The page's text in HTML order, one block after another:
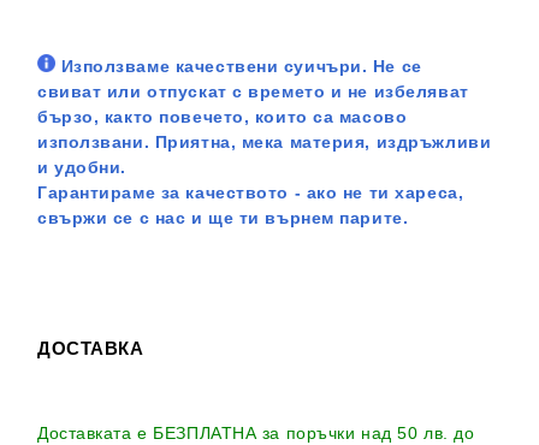
Използваме качествени суичъри. Не се
свиват или отпускат с времето и не избеляват
бързо, както повечето, които са масово
използвани. Приятна, мека материя, издръжливи
и удобни.
Гарантираме за качеството - ако не ти хареса,
свържи се с нас и ще ти върнем парите.
ДОСТАВКА
Доставката е БЕЗПЛАТНА за поръчки над 50 лв. до